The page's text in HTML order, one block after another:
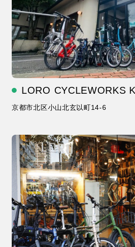
LORO CYCLEWORKS
京都市北区小山北玄以町14-6